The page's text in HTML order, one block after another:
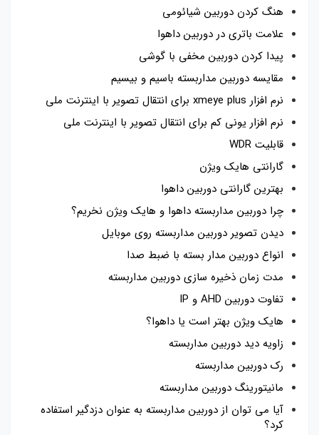
هنگ کردن دوربین شیائومی
علامت باتری در دوربین داهوا
پیدا کردن دوربین مخفی با گوشی
مقایسه دوربین مداربسته باسیم و بیسیم
نرم افزار xmeye plus برای انتقال تصویر با اینترنت ملی
نرم افزار یونی کم برای انتقال تصویر با اینترنت ملی
قابلیت WDR
گارانتی هایک ویژن
بهترین گارانتی دوربین داهوا
چرا دوربین مداربسته داهوا و هایک ویژن نخریم؟
دیدن تصویر دوربین مداربسته روی موبایل
انواع دوربین مدار بسته با ضبط صدا
مدت زمان ذخیره سازی دوربین مداربسته
تفاوت دوربین AHD و IP
هایک ویژن بهتر است یا داهوا؟
زاویه دید دوربین مداربسته
رک دوربین مداربسته
مانیتورینگ دوربین مداربسته
آیا می توان از دوربین مداربسته به عنوان دزدگیر استفاده
کرد؟